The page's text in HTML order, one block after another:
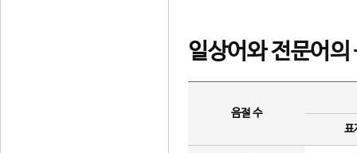
일상어와 전문어의
음절 수
표